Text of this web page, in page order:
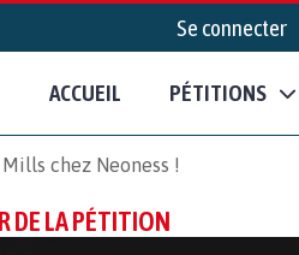
Se connecter
ACCUEIL PÉTITIONS
chez Neoness !
DE LA PÉTITION